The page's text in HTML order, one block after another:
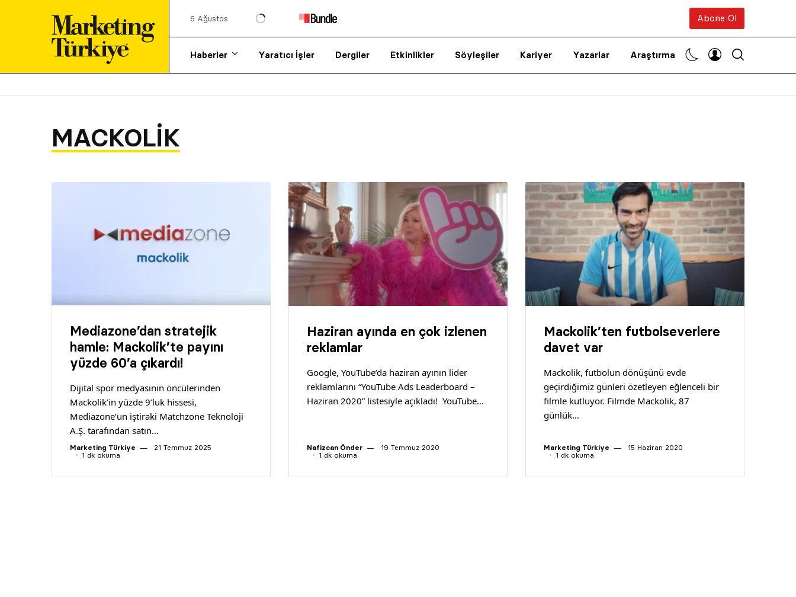
6 Ağustos Abone Ol
Haberler Yaratıcı İşler Dergiler Etkinlikler Söyleşiler Kariyer Yazarlar Araştırma
MACKOLIK
Mediazone’dan stratejik
hamle: Mackolik’te payını
yüzde 60’a çıkardı!
Dijital spor medyasının öncülerinden
Mackolik’in yüzde 9’luk hissesi,
Mediazone’un iştiraki Matchzone Teknoloji
A.Ş. tarafından satın…
Marketing Türkiye
21 Temmuz 2025
1 dk okuma
Haziran ayında en çok izlenen
reklamlar
Google, YouTube’da haziran ayının lider
reklamlarını “YouTube Ads Leaderboard –
Haziran 2020” listesiyle açıkladı! YouTube…
Nafizcan Önder
19 Temmuz 2020
1 dk okuma
Mackolik’ten futbolseverlere
davet var
Mackolik, futbolun dönüşünü evde
geçirdiğimiz günleri özetleyen eğlenceli bir
filmle kutluyor. Filmde Mackolik, 87
günlük…
Marketing Türkiye
15 Haziran 2020
1 dk okuma